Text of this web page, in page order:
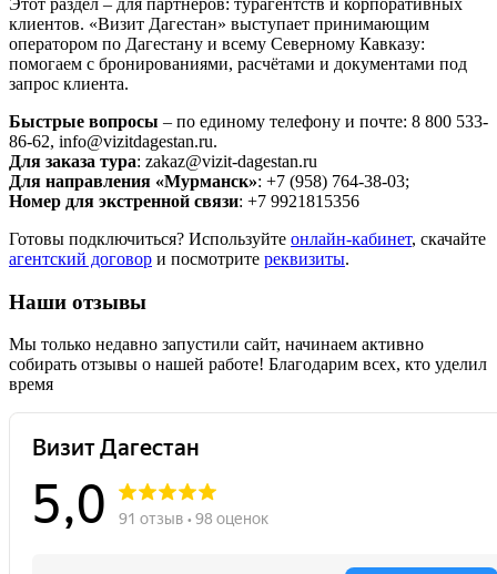
клиентов. «Визит Дагестан» выступает принимающим
оператором по Дагестану и всему Северному Кавказу:
помогаем с бронированиями, расчётами и документами под
запрос клиента.
Быстрые вопросы – по единому телефону и почте: 8 800 533-
86-62, info@vizitdagestan.ru.
Для заказа тура: zakaz@vizit-dagestan.ru
Для направления «Мурманск»: +7 (958) 764-38-03;
Номер для экстренной связи: +7 9921815356
Готовы подключиться? Используйте онлайн-кабинет, скачайте
агентский договор и посмотрите реквизиты.
Наши отзывы
Мы только недавно запустили сайт, начинаем активно
собирать отзывы о нашей работе! Благодарим всех, кто уделил
время